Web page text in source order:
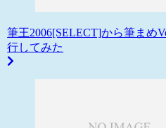
筆王2006[SELECT]から筆まめ
行してみた